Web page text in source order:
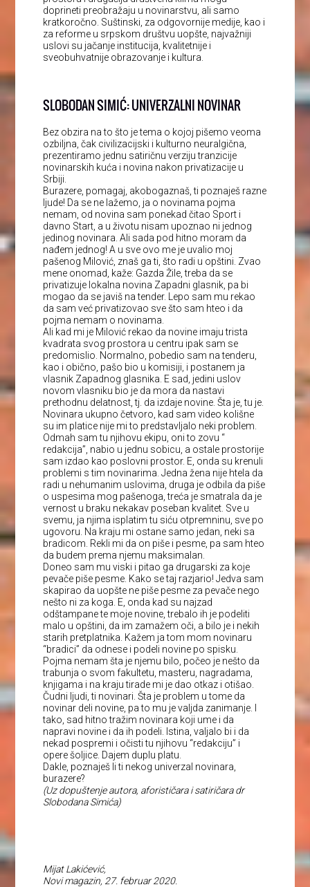
doprineti preobražaju u novinarstvu, ali samo
kratkoročno. Suštinski, za odgovornije medije, kao i
za reforme u srpskom društvu uopšte, najvažniji
uslovi su jačanje institucija, kvalitetnije i
sveobuhvatnije obrazovanje i kultura.
SLOBODAN SIMIĆ: UNIVERZALNI NOVINAR
Bez obzira na to što je tema o kojoj pišemo veoma
ozbiljna, čak civilizacijski i kulturno neuralgična,
prezentiramo jednu satiričnu verziju tranzicije
novinarskih kuća i novina nakon privatizacije u
Srbiji.
Burazere, pomagaj, akobogaznaš, ti poznaješ razne
ljude! Da se ne lažemo, ja o novinama pojma
nemam, od novina sam ponekad čitao Sport i
davno Start, a u životu nisam upoznao ni jednog
jedinog novinara. Ali sada pod hitno moram da
nađem jednog! A u sve ovo me je uvalio moj
pašenog Milović, znaš ga ti, što radi u opštini. Zvao
mene onomad, kaže: Gazda Žile, treba da se
privatizuje lokalna novina Zapadni glasnik, pa bi
mogao da se javiš na tender. Lepo sam mu rekao
da sam već privatizovao sve što sam hteo i da
pojma nemam o novinama.
Ali kad mi je Milović rekao da novine imaju trista
kvadrata svog prostora u centru ipak sam se
predomislio. Normalno, pobedio sam na tenderu,
kao i obično, pašo bio u komisiji, i postanem ja
vlasnik Zapadnog glasnika. E sad, jedini uslov
novom vlasniku bio je da mora da nastavi
prethodnu delatnost, tj. da izdaje novine. Šta je, tu je.
Novinara ukupno četvoro, kad sam video kolišne
su im platice nije mi to predstavljalo neki problem.
Odmah sam tu njihovu ekipu, oni to zovu “
redakcija”, nabio u jednu sobicu, a ostale prostorije
sam izdao kao poslovni prostor. E, onda su krenuli
problemi s tim novinarima. Jedna žena nije htela da
radi u nehumanim uslovima, druga je odbila da piše
o uspesima mog pašenoga, treća je smatrala da je
vernost u braku nekakav poseban kvalitet. Sve u
svemu, ja njima isplatim tu siću otpremninu, sve po
ugovoru. Na kraju mi ostane samo jedan, neki sa
bradicom. Rekli mi da on piše i pesme, pa sam hteo
da budem prema njemu maksimalan.
Doneo sam mu viski i pitao ga drugarski za koje
pevače piše pesme. Kako se taj razjario! Jedva sam
skapirao da uopšte ne piše pesme za pevače nego
nešto ni za koga. E, onda kad su najzad
odštampane te moje novine, trebalo ih je podeliti
malo u opštini, da im zamažem oči, a bilo je i nekih
starih pretplatnika. Kažem ja tom mom novinaru
“bradici” da odnese i podeli novine po spisku.
Pojma nemam šta je njemu bilo, počeo je nešto da
trabunja o svom fakultetu, masteru, nagradama,
knjigama i na kraju tirade mi je dao otkaz i otišao.
Čudni ljudi, ti novinari. Šta je problem u tome da
novinar deli novine, pa to mu je valjda zanimanje. I
tako, sad hitno tražim novinara koji ume i da
napravi novine i da ih podeli. Istina, valjalo bi i da
nekad pospremi i očisti tu njihovu “redakciju” i
opere šoljice. Dajem duplu platu.
Dakle, poznaješ li ti nekog univerzal novinara,
burazere?
(Uz dopuštenje autora, aforističara i satiričara dr
Slobodana Simića)
Mijat Lakićević,
Novi magazin, 27. februar 2020.